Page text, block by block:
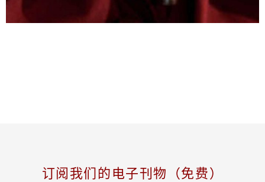
订阅我们的电子刊物（免费）